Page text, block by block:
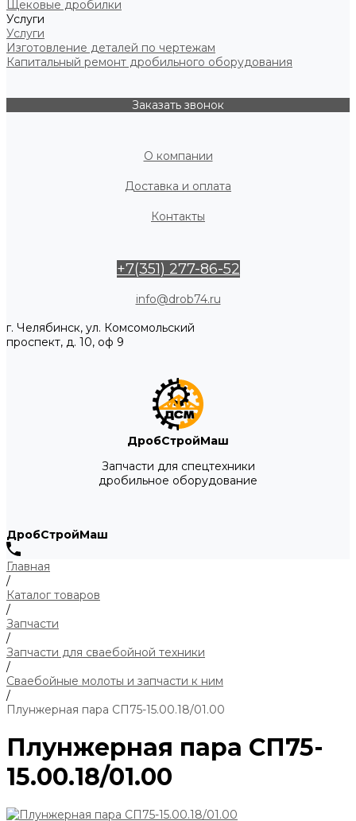
Щековые дробилки
Услуги
Услуги
Изготовление деталей по чертежам
Капитальный ремонт дробильного оборудования
Заказать звонок
О компании
Доставка и оплата
Контакты
+7(351) 277-86-52
info@drob74.ru
г. Челябинск, ул. Комсомольский
проспект, д. 10, оф 9
ДробСтройМаш
Запчасти для спецтехники
дробильное оборудование
ДробСтройМаш
Главная
/
Каталог товаров
/
Запчасти
/
Запчасти для сваебойной техники
/
Сваебойные молоты и запчасти к ним
/
Плунжерная пара СП75-15.00.18/01.00
Плунжерная пара СП75-
15.00.18/01.00